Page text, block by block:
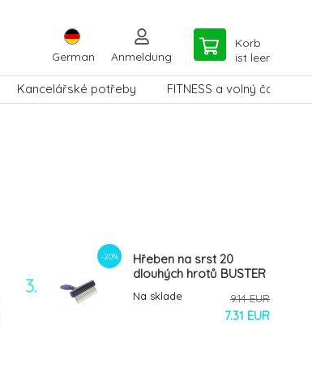
German Anmeldung
Korb
ist leer
Kancelářské potřeby FITNESS a volný čas
3.
-20%
Hřeben na srst 20
dlouhých hrotů BUSTER
Na sklade 9.14 EUR
7.31 EUR